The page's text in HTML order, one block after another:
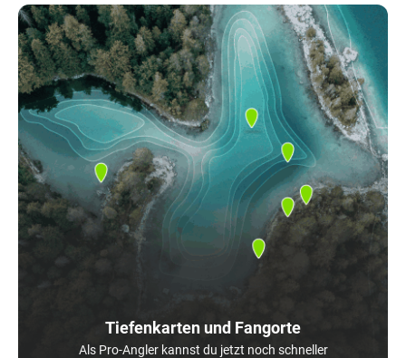
Tiefenkarten und Fangorte
Als Pro-Angler kannst du jetzt noch schneller